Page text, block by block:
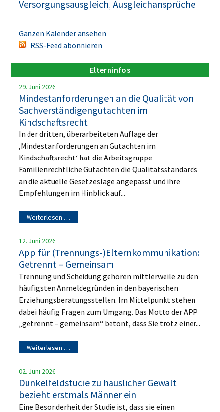
Versorgungsausgleich, Ausgleichansprüche
Ganzen Kalender ansehen
RSS-Feed abonnieren
Elterninfos
29. Juni 2026
Mindestanforderungen an die Qualität von
Sachverständigengutachten im
Kindschaftsrecht
In der dritten, überarbeiteten Auflage der
‚Mindestanforderungen an Gutachten im
Kindschaftsrecht‘ hat die Arbeitsgruppe
Familienrechtliche Gutachten die Qualitätsstandards
an die aktuelle Gesetzeslage angepasst und ihre
Empfehlungen im Hinblick auf...
Weiterlesen …
12. Juni 2026
App für (Trennungs-)Elternkommunikation:
Getrennt – Gemeinsam
Trennung und Scheidung gehören mittlerweile zu den
häufigsten Anmeldegründen in den bayerischen
Erziehungsberatungsstellen. Im Mittelpunkt stehen
dabei häufig Fragen zum Umgang. Das Motto der APP
„getrennt – gemeinsam“ betont, dass Sie trotz einer...
Weiterlesen …
02. Juni 2026
Dunkelfeldstudie zu häuslicher Gewalt
bezieht erstmals Männer ein
Eine Besonderheit der Studie ist, dass sie einen